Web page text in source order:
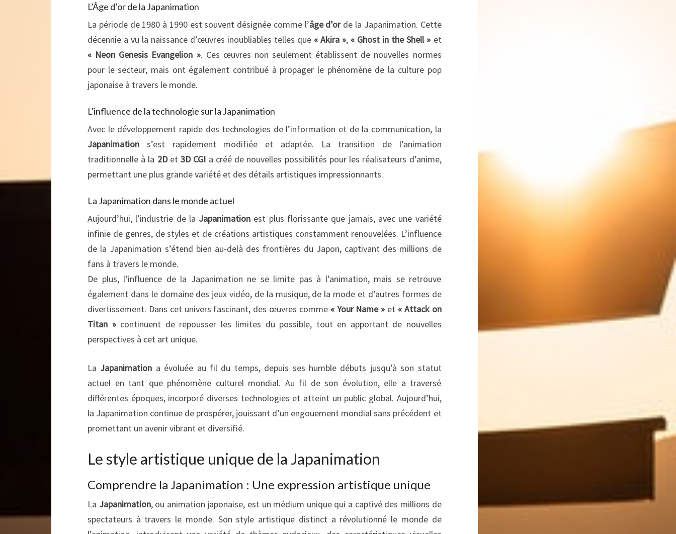
L’Âge d’or de la Japanimation
La période de 1980 à 1990 est souvent désignée comme l’âge d’orde la Japanimation. Cette
décennie a vu la naissance d’œuvres inoubliables telles que « Akira », « Ghost in the Shell » et
« Neon Genesis Evangelion ». Ces œuvres non seulement établissent de nouvelles normes
pour le secteur, mais ont également contribué à propager le phénomène de la culture pop
japonaise à travers le monde.
L’influence de la technologie sur la Japanimation
Avec le développement rapide des technologies de l’information et de la communication, la
Japanimation s’est rapidement modifiée et adaptée. La transition de l’animation
traditionnelle à la 2Det3D CGI a créé de nouvelles possibilités pour les réalisateurs d’anime,
permettant une plus grande variété et des détails artistiques impressionnants.
La Japanimation dans le monde actuel
Aujourd’hui, l’industrie de la Japanimation est plus florissante que jamais, avec une variété
infinie de genres, de styles et de créations artistiques constamment renouvelées. L’influence
de la Japanimation s’étend bien au-delà des frontières du Japon, captivant des millions de
fans à travers le monde.
De plus, l’influence de la Japanimation ne se limite pas à l’animation, mais se retrouve
également dans le domaine des jeux vidéo, de la musique, de la mode et d’autres formes de
divertissement. Dans cet univers fascinant, des œuvres comme « Your Name » et « Attack on
Titan »continuent de repousser les limites du possible, tout en apportant de nouvelles
perspectives à cet art unique.
La Japanimation a évoluée au fil du temps, depuis ses humble débuts jusqu’à son statut
actuel en tant que phénomène culturel mondial. Au fil de son évolution, elle a traversé
différentes époques, incorporé diverses technologies et atteint un public global. Aujourd’hui,
la Japanimation continue de prospérer, jouissant d’un engouement mondial sans précédent et
promettant un avenir vibrant et diversifié.
Le style artistique unique de la Japanimation
Comprendre la Japanimation : Une expression artistique unique
La Japanimation, ou animation japonaise, est un médium unique qui a captivé des millions de
spectateurs à travers le monde. Son style artistique distinct a révolutionné le monde de